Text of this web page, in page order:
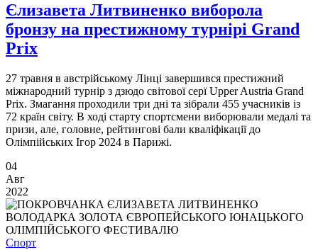
Єлизавета Литвиненко виборола
бронзу на престижному турнірі Grand
Prix
27 травня в австрійському Лінці завершився престижний
міжнародний турнір з дзюдо світової серї Upper Austria Grand
Prix. Змагання проходили три дні та зібрали 455 учасників із
72 країн світу. В ході старту спортсмени виборювали медалі та
призи, але, головне, рейтингові бали кваліфікації до
Олімпійських Ігор 2024 в Парижі.
04
Авг
2022
Спорт